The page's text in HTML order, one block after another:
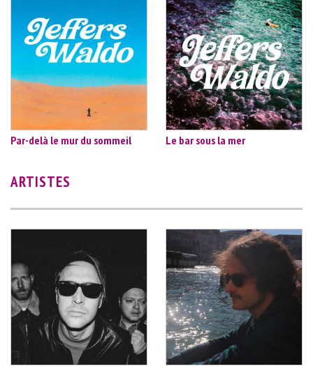
Par-delà le mur du sommeil Le bar sous la mer
ARTISTES